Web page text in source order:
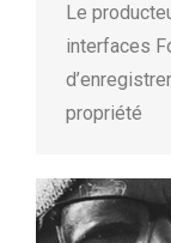
Le
interfaces
propriété